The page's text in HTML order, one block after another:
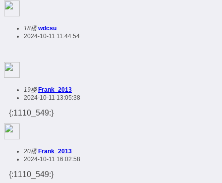
18楼 wdcsu
2024-10-11 11:44:54
19楼 Frank_2013
2024-10-11 13:05:38
{:1110_549:}
20楼 Frank_2013
2024-10-11 16:02:58
{:1110_549:}